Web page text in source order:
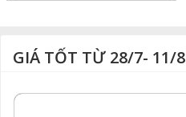
GIÁ TỐT TỪ 28/7- 11/8